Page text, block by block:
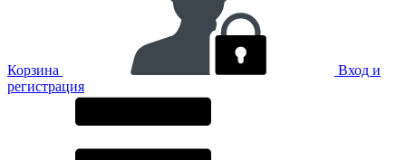
Корзина
Вход и
регистрация